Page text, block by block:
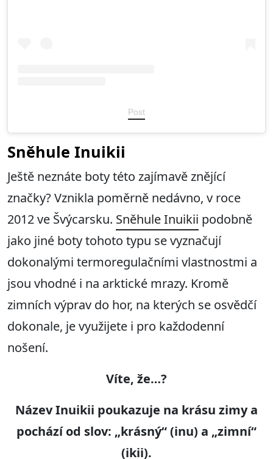
Post
Sněhule Inuikii
Ještě neznáte boty této zajímavě znějící
značky? Vznikla poměrně nedávno, v roce
2012 ve Švýcarsku. Sněhule Inuikii podobně
jako jiné boty tohoto typu se vyznačují
dokonalými termoregulačními vlastnostmi a
jsou vhodné i na arktické mrazy. Kromě
zimních výprav do hor, na kterých se osvědčí
dokonale, je využijete i pro každodenní
nošení.
Víte, že…?
Název Inuikii poukazuje na krásu zimy a
pochází od slov: „krásný“ (inu) a „zimní“
(ikii).